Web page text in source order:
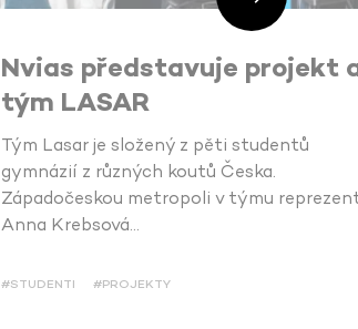
Nvias představuje projekt
tým LASAR
Tým Lasar je složený z pěti studentů
gymnázií z různých koutů Česka.
Západočeskou metropoli v týmu
Anna Krebsová…
#STUDENTI #PROJEKTY